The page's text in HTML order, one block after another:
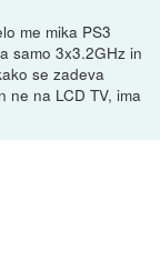
me mika PS3
samo 3x3.2GHz in
se zadeva
ne na LCD TV, ima